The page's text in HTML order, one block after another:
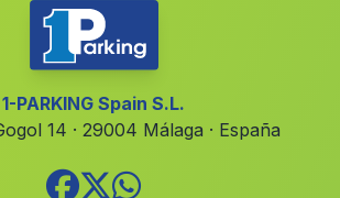
Tarongers(Valencia)
1-PARKING Spain S.L.
14 · 29004 Málaga · España